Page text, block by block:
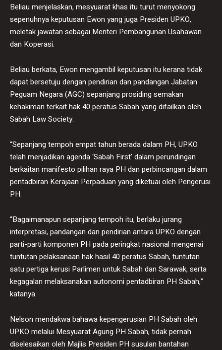
Beliau menjelaskan, mesyuarat khas itu turut menyokong
sepenuhnya keputusan Ewon yang juga Presiden UPKO,
meletak jawatan sebagai Menteri Pembangunan Usahawan
dan Koperasi.
Beliau berkata, Ewon mengambil keputusan itu kerana tidak
dapat bersetuju dengan pendirian dan pandangan Jabatan
Peguam Negara (AGC) sepanjang prosiding semakan
kehakiman terkait hak 40 peratus Sabah yang difailkan oleh
Sabah Law Society.
“Sepanjang tempoh empat tahun berada dalam PH, UPKO
telah menjadikan agenda ‘Sabah First’ dalam perundingan
berkaitan manifesto pilihan raya PH dan perbincangan dalam
pentadbiran Kerajaan Perpaduan yang diketuai oleh Pengerusi
PH.
“Bagaimanapun sepanjang tempoh itu, berlaku jurang
interpretasi, pandangan dan pendirian antara UPKO dengan
parti-parti komponen PH pada peringkat nasional mengenai
tuntutan pelaksanaan hak hasil 40 peratus Sabah, tuntutan
satu pertiga kerusi Parlimen untuk Sabah dan Sarawak, serta
kegagalan melaksanakan autonomi pentadbiran PH Sabah,”
katanya.
Nelson mendakwa bahawa kepengerusian PH Sabah oleh
UPKO melalui Mesyuarat Agung PH Sabah, tidak pernah
diselesaikan oleh Majlis Presiden PH susulan bantahan